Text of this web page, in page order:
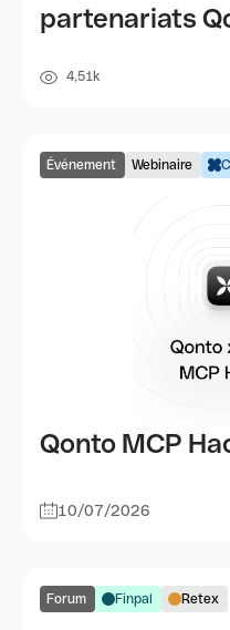
partenariats
4,51k
Événement Webinaire
Qonto MCP
10/07/2026
Forum Finpal Retex